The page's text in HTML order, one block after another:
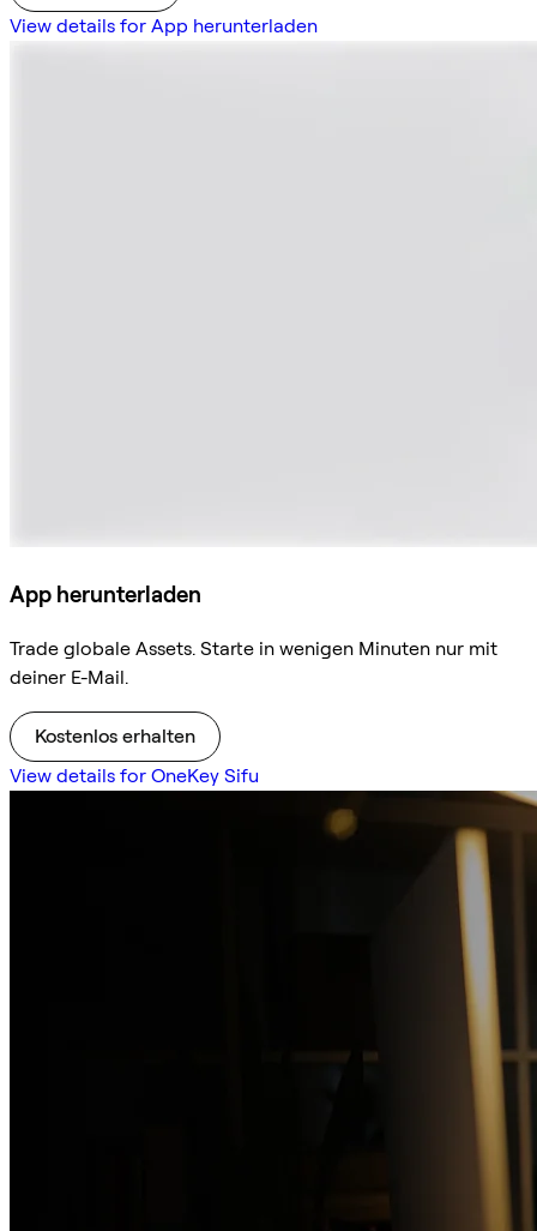
View details for App herunterladen
App herunterladen
Trade globale Assets. Starte in wenigen Minuten nur mit
deiner E-Mail.
Kostenlos erhalten
View details for OneKey Sifu